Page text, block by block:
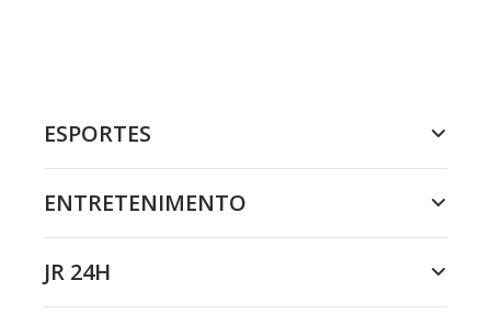
ESPORTES
ENTRETENIMENTO
JR 24H